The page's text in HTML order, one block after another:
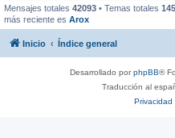
Mensajes totales 42093 • Temas totales 145
más reciente es Arox
Inicio Índice general
Desarrollado porphpBB®
Traducción al
Privacidad